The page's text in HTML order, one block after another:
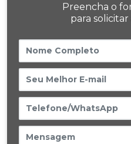
Preencha o
para